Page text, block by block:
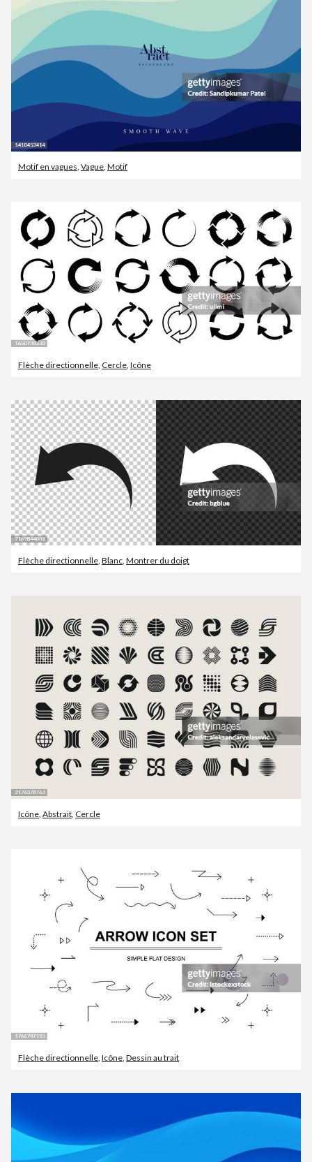
Motif en vagues, Vague, Motif
Flèche directionnelle Cercle Icône
Flèche directionnelle Blanc Montrer du doigt
Icône Abstrait Cercle
Flèche directionnelle Icône Dessin au trait